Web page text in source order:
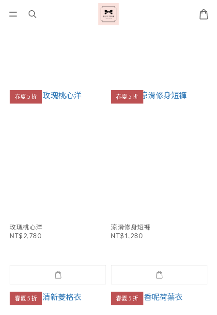
春夏 5 折
玫瑰桃心洋
NT$2,780
春夏 5 折
涼滑修身短褲
NT$1,280
春夏 5 折 春夏 5 折